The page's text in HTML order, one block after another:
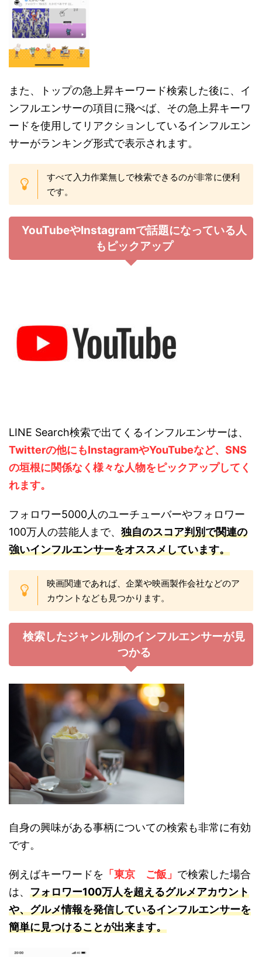
また、トップの急上昇キーワード検索した後に、イ
ンフルエンサーの項目に飛べば、その急上昇キーワ
ードを使用してリアクションしているインフルエン
サーがランキング形式で表示されます。
すべて入力作業無しで検索できるのが非常に便利
です。
YouTubeやInstagramで話題になっている人
もピックアップ
LINE Search検索で出てくるインフルエンサーは、
Twitterの他にもInstagramやYouTubeなど、SNS
の垣根に関係なく様々な人物をピックアップしてく
れます。
フォロワー5000人のユーチューバーやフォロワー
100万人の芸能人まで、 独自のスコア判別で関連の
強いインフルエンサーをオススメしています。
映画関連であれば、企業や映画製作会社などのア
カウントなども見つかります。
検索したジャンル別のインフルエンサーが見
つかる
自身の興味がある事柄についての検索も非常に有効
です。
例えばキーワードを 「東京 ご飯」 で検索した場合
は、 フォロワー100万人を超えるグルメアカウント
や、グルメ情報を発信しているインフルエンサーを
簡単に見つけることが出来ます。